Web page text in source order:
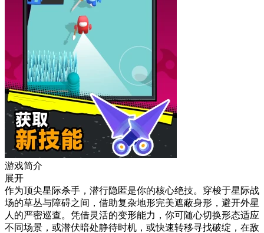
游戏简介
展开
作为顶尖星际杀手，潜行隐匿是你的核心绝技。穿梭于星际战
场的草丛与障碍之间，借助复杂地形完美遮蔽身形，避开外星
人的严密巡查。凭借灵活的变形能力，你可随心切换形态适应
不同场景，或潜伏暗处静待时机，或快速转移寻找破绽，在敌